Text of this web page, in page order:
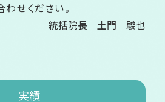
せください。
統括院長 土門 駿也
実績